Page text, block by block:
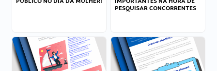
PESQUISAR CONCORRENTES